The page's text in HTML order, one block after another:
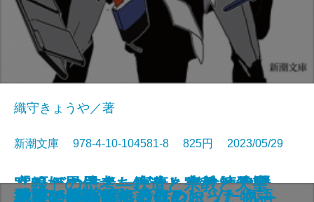
ぎょらん
オルタネート
おくることば
そもそも島に進化あり
ふたりの本多―家康を支えた忠勝
愚者の街〔上〕
愚者の街〔下〕
余命1日の僕が、君に紡ぐ物語
室町妖異伝―あやかしの絵師奇譚
リーガルーキーズ！―半熟法律家
織守きょうや／著
新潮文庫 978-4-10-104581-8 825円 2023/05/29
村上T―僕の愛したTシャツたち―
正欲
八月の銀の雪
やがて訪れる春のために
やがて満ちてくる光の
悪魔はいつもそこに
世界でいちばん透きとおった物語
マッチング！
「線」の思考―鉄道と宗教と天皇
地上に星座をつくる